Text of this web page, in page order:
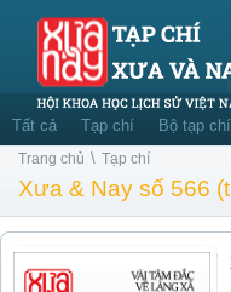
Tất cả Tạp chí Bộ tạp chí
Trang chủ \ Tạp chí
Xưa & Nay số 566